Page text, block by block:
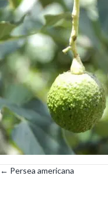
Posts
← Persea americana